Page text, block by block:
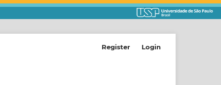
Register Login